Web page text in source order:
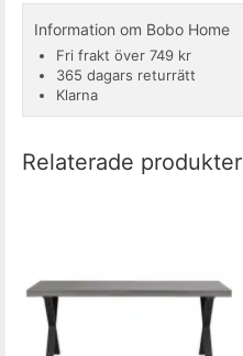
Information om Bobo Home
Fri frakt över 749 kr
365 dagars returrätt
Klarna
Relaterade produkter